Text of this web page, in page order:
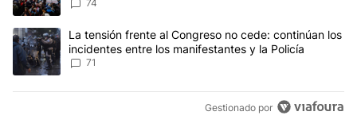
Privada
74
Un artículo de tendencia con el título "La tensión frente al
La tensión frente al Congreso no cede: continúan los
incidentes entre los manifestantes y la Policía
71
Gestionado por